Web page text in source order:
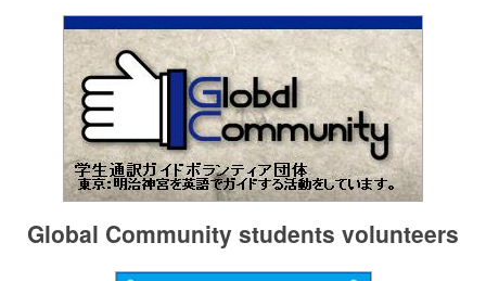
Global Community students volunteers